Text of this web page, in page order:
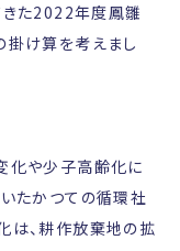
きた2022年度鳳雛
掛け算を考えまし
化や少子高齢化に
たかつての循環社
は、耕作放棄地の拡